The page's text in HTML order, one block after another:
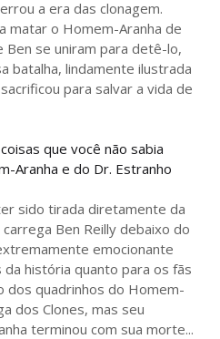
a era das clonagem.
matar o Homem-Aranha de
se uniram para detê-lo,
batalha, lindamente ilustrada
para salvar a vida de
que você não sabia
Aranha e do Dr. Estranho
sido tirada diretamente da
Ben Reilly debaixo do
emocionante
história quanto para os fãs
dos quadrinhos do Homem-
dos Clones, mas seu
terminou com sua morte...